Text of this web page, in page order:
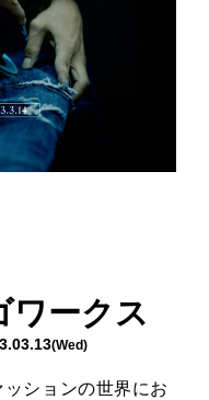
ワークス
(Wed)
ションの世界にお